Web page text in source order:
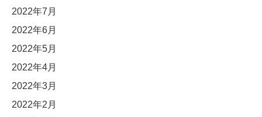
2022年7月
2022年6月
2022年5月
2022年4月
2022年3月
2022年2月